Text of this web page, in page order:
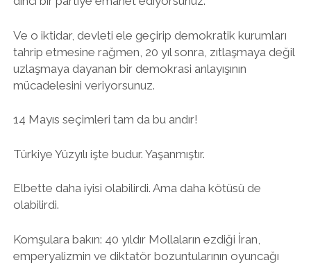
Ve o iktidar, devleti ele geçirip demokratik kurumları
tahrip etmesine rağmen, 20 yıl sonra, zıtlaşmaya değil
uzlaşmaya dayanan bir demokrasi anlayışının
mücadelesini veriyorsunuz.
14 Mayıs seçimleri tam da bu andır!
Türkiye Yüzyılı işte budur. Yaşanmıştır.
Elbette daha iyisi olabilirdi. Ama daha kötüsü de
olabilirdi.
Komşulara bakın: 40 yıldır Mollaların ezdiği İran,
emperyalizmin ve diktatör bozuntularının oyuncağı